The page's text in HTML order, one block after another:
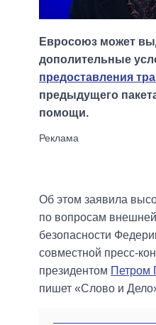
Евросоюз может
дополительные
предоставления
предыдущего
помощи.
Об этом заявила
по вопросам
безопасности
совместной пресс-
президентом Петром
пишет «Слово и